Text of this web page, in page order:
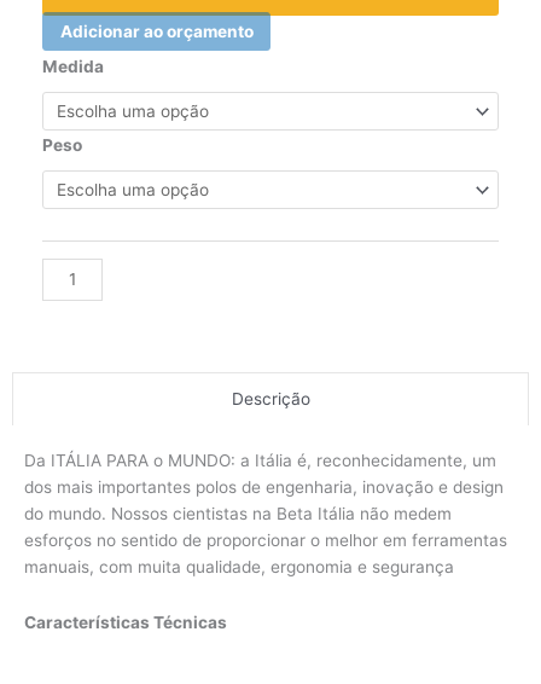
Adicionar ao orçamento
Medida
Peso
CHAVE
FIXA
(16X17)
quantidade
Descrição
Da ITÁLIA PARA o MUNDO: a Itália é, reconhecidamente, um
dos mais importantes polos de engenharia, inovação e design
do mundo. Nossos cientistas na Beta Itália não medem
esforços no sentido de proporcionar o melhor em ferramentas
manuais, com muita qualidade, ergonomia e segurança
Características Técnicas